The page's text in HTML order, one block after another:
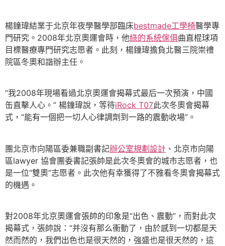
楊鐘瑋結業于北京年夜學醫學部臨床bestmade工學椅醫學專
門研究。2008年北京奧運會時，他綠的系統傢俱曲直棍球項
目標醫療專門研究志愿者。此刻，楊鐘瑋擔負北醫三院崇禮
院區冬奧和諧辦主任。
“我2008年現場看過北京奧運會揭幕式最后一次預演，中國
缶直擊人心。” 楊鐘瑋說，等待iRock T07此次冬奧會揭幕
式，“能有一個把一切人心律調劑到一路的震動收場”。
團北京市向陽區委兼職副書記辦公室規劃設計 、北京市向陽
區lawyer 協會團委書記張帥是此次冬奧會的城市志愿者，也
是一位“雙奧”志愿者。此次他有幸獲得了不雅看冬奧會揭幕式
的機遇。
對2008年北京奧運會張帥的印象是“出色、震動”，而對此次
揭幕式，張帥說：“并沒有那么衝動了，由於感到一切都是天
然而然的，我們出色也是很天然的，強盛也是很天然的，這